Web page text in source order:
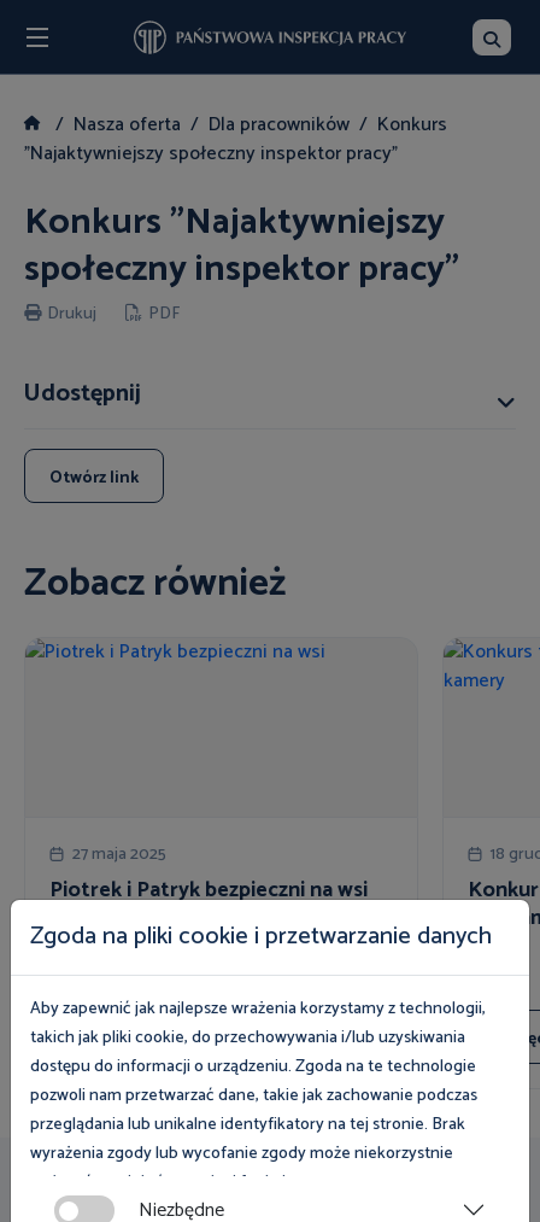
Nasza oferta Dla pracowników
Konkurs
"Najaktywniejszy społeczny inspektor pracy"
Konkurs "Najaktywniejszy
społeczny inspektor pracy"
Drukuj PDF
Otwórz link
Udostępnij
Zobacz również
27 maja 2025
Piotrek i Patryk bezpieczni na wsi
Więcej
18
oku
Przydatne linki
Zgoda na pliki cookie i przetwarzanie danych
Aby zapewnić jak najlepsze wrażenia korzystamy z technologii,
takich jak pliki cookie, do przechowywania i/lub uzyskiwania
dostępu do informacji o urządzeniu. Zgoda na te technologie
pozwoli nam przetwarzać dane, takie jak zachowanie podczas
przeglądania lub unikalne identyfikatory na tej stronie. Brak
wyrażenia zgody lub wycofanie zgody może niekorzystnie
wpłynąć na niektóre cechy i funkcje.
Niezbędne
Szukaj